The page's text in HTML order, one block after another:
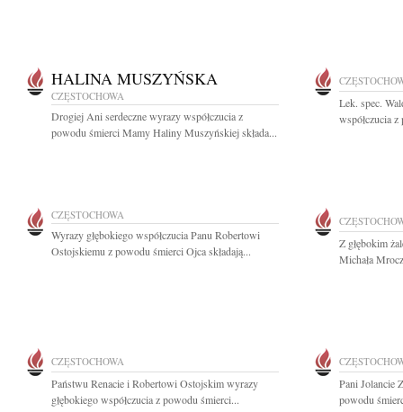
HALINA MUSZYŃSKA
CZĘSTOCHOWA
Drogiej Ani serdeczne wyrazy współczucia z
powodu śmierci Mamy Haliny Muszyńskiej składa...
Lek. spec.
współczucia
CZĘSTOCHOWA
Wyrazy głębokiego współczucia Panu Robertowi
Ostojskiemu z powodu śmierci Ojca składają...
Z głębokim
Michała
CZĘSTOCHOWA
Państwu Renacie i Robertowi Ostojskim wyrazy
głębokiego współczucia z powodu śmierci...
Pani Jolancie
powodu